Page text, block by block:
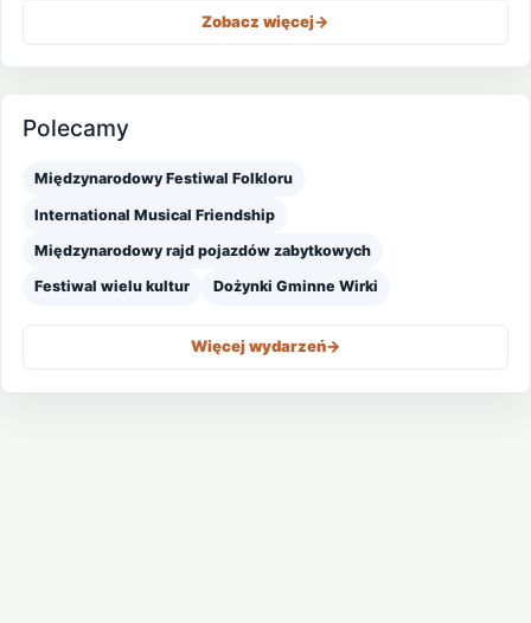
Zobacz więcej->
Polecamy
Międzynarodowy Festiwal Folkloru
International Musical Friendship
Międzynarodowy rajd pojazdów zabytkowych
Festiwal wielu kultur Dożynki Gminne Wirki
Więcej wydarzeń->